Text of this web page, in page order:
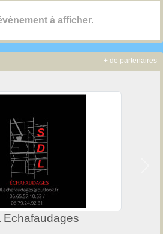
à afficher.
+ de partenaires